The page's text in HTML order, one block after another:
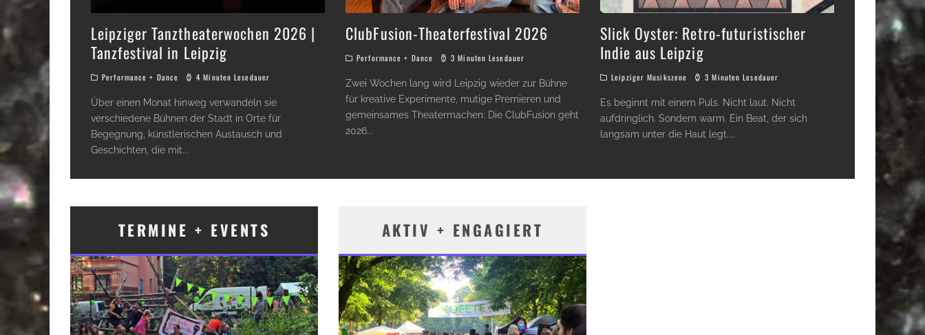
Leipziger Tanztheaterwochen 2026 |
Tanzfestival in Leipzig
Performance + Dance 4 Minuten Lesedauer
Über einen Monat hinweg verwandeln sie
verschiedene Bühnen der Stadt in Orte für
Begegnung, künstlerischen Austausch und
Geschichten, die mit...
ClubFusion-Theaterfestival 2026
Performance + Dance 3 Minuten Lesedauer
Zwei Wochen lang wird Leipzig wieder zur Bühne
für kreative Experimente, mutige Premieren und
gemeinsames Theatermachen: Die ClubFusion geht
2026...
Slick Oyster: Retro-futuristischer
Indie aus Leipzig
Leipziger Musikszene 3 Minuten Lesedauer
Es beginnt mit einem Puls. Nicht laut. Nicht
aufdringlich. Sondern warm. Ein Beat, der sich
langsam unter die Haut legt....
TERMINE + EVENTS AKTIV + ENGAGIERT